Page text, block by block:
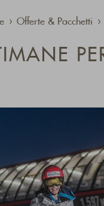
Offerte & Pacchetti